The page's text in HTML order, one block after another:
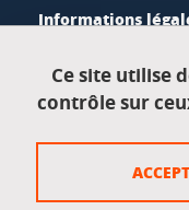
Informations
Données
Crédits
Ce site utilise
contrôle sur